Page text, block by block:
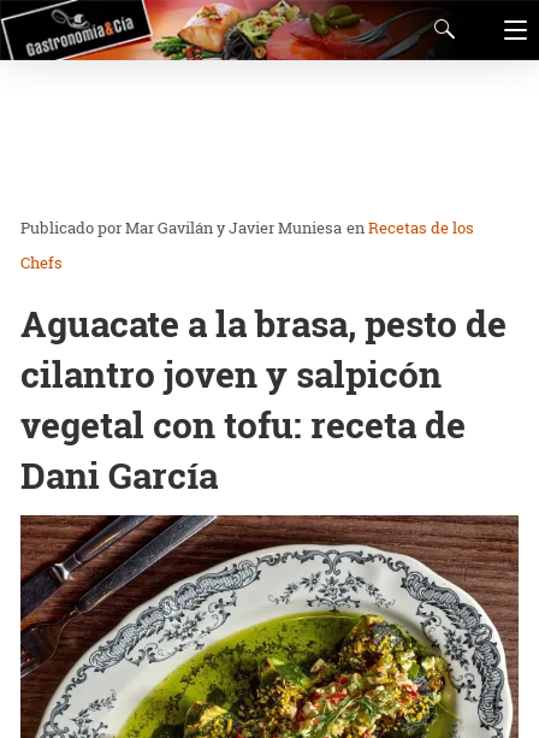
Mar Gavilán y Javier Muniesa enRecetas de los
Chefs
Aguacate a la brasa, pesto de
cilantro joven y salpicón
vegetal con tofu: receta de
Dani García